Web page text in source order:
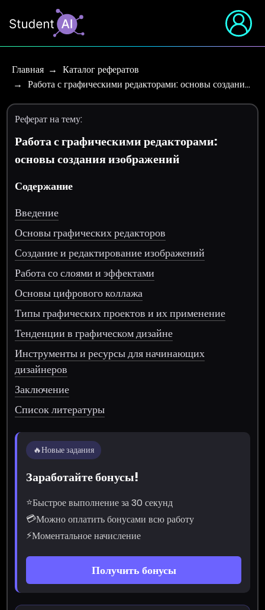
Главная
Каталог рефератов
Работа с графическими редакторами: основы создани…
Реферат на тему:
Работа с графическими редакторами:
основы создания изображений
Содержание
Введение
Основы графических редакторов
Создание и редактирование изображений
Работа со слоями и эффектами
Основы цифрового коллажа
Типы графических проектов и их применение
Тенденции в графическом дизайне
Инструменты и ресурсы для начинающих
дизайнеров
Заключение
Список литературы
🔥Новые задания
Заработайте бонусы!
⭐Быстрое выполнение за 30 секунд
💳Можно оплатить бонусами всю работу
⚡Моментальное начисление
Получить бонусы